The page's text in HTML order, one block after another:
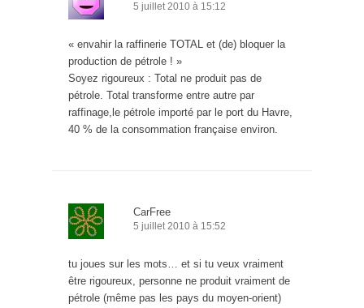
5 juillet 2010 à 15:12
« envahir la raffinerie TOTAL et (de) bloquer la
production de pétrole ! »
Soyez rigoureux : Total ne produit pas de
pétrole. Total transforme entre autre par
raffinage,le pétrole importé par le port du Havre,
40 % de la consommation française environ.
CarFree
5 juillet 2010 à 15:52
tu joues sur les mots… et si tu veux vraiment
être rigoureux, personne ne produit vraiment de
pétrole (même pas les pays du moyen-orient)